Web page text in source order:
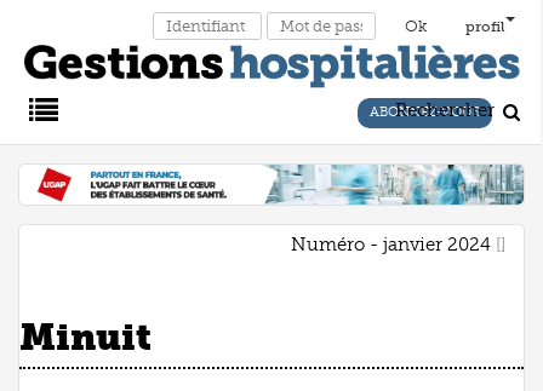
profil
Main
Menu
ABONNEZ-VOUS
Rechercher
Numéro - janvier 2024
Minuit